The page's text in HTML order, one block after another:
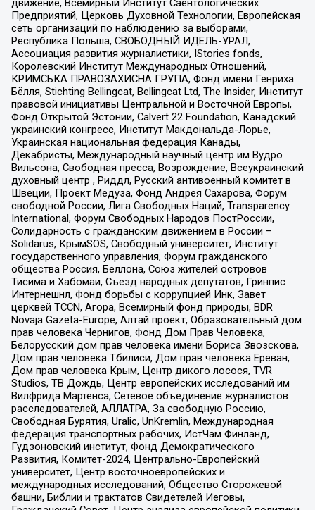
движение, Всемирный Институт Саентологических
Предприятий, Церковь Духовной Технологии, Европейская
сеть организаций по наблюдению за выборами,
Республика Польша, СВОБОДНЫЙ ИДЕЛЬ-УРАЛ,
Ассоциация развития журналистики, IStories fonds,
Королевский Институт Международных Отношений,
КРИМСЬКА ПРАВОЗАХИСНА ГРУПА, Фонд имени Генриха
Бёлля, Stichting Bellingcat, Bellingcat Ltd, The Insider, Институт
правовой инициативы Центральной и Восточной Европы,
Фонд Открытой Эстонии, Calvert 22 Foundation, Канадский
украинский конгресс, Институт Макдональда-Лорье,
Украинская национальная федерация Канады,
Декабристы, Международный научный центр им Вудро
Вильсона, Свободная пресса, Возрождение, Всеукраинский
духовный центр , Риддл, Русский антивоенный комитет в
Швеции, Проект Медуза, Фонд Андрея Сахарова, Форум
свободной России, Лига Свободных Наций, Transparеncy
International, Форум Свободных Народов ПостРоссии,
Солидарность с гражданским движением в России –
Solidarus, КрымSOS, Свободный университет, Институт
государственного управления, Форум гражданского
общества Россия, Беллона, Союз жителей островов
Тисима и Хабомаи, Съезд народных депутатов, Гринпис
Интернешнл, Фонд борьбы с коррупцией Инк, Завет
церквей TCCN, Агора, Всемирный фонд природы, BDR
Novaja Gazeta-Europe, Алтай проект, Образовательный дом
прав человека Чернигов, Фонд Дом Прав Человека,
Белорусский дом прав человека имени Бориса Звозскова,
Дом прав человека Тбилиси, Дом прав человека Ереван,
Дом прав человека Крым, Центр дикого лосося, TVR
Studios, ТВ Дождь, Центр европейских исследований им
Вилфрида Мартенса, Сетевое объединение журналистов
расследователей, АЛЛАТРА, За свободную Россию,
Свободная Бурятия, Uralic, UnKremlin, Международная
федерация транспортных рабочих, ИстЧам Финланд,
Гудзоновский институт, Фонд Демократического
Развития, Комитет-2024, Центрально-Европейский
университет, Центр восточноевропейских и
международных исследований, Общество Сторожевой
башни, Библии и трактатов Свидетелей Иеговы,